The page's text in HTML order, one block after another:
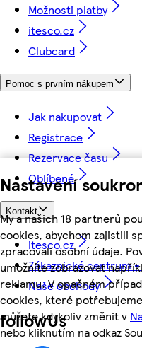
Nastavení
My a našich 18 partnerů
cookies, abychom zajistili
zpracovali osobní údaje.
umožníte zobrazovat
reklamu. V opačném
cookies, které
můžete kdykoliv změnit v
nebo kliknutím na odkaz
Možnosti platby
itesco.cz
Clubcard
Pomoc s prvním nákupem
Jak nakupovat
Registrace
Rezervace času
Oblíbené
Kontakt
itesco.cz
Zákaznické centrum
Naše obchody
followUs